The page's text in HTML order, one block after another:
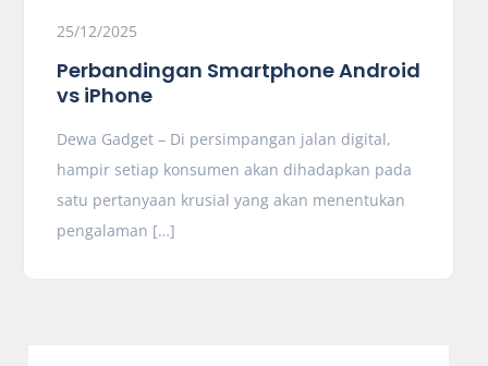
25/12/2025
Perbandingan Smartphone Android
vs iPhone
Dewa Gadget – Di persimpangan jalan digital,
hampir setiap konsumen akan dihadapkan pada
satu pertanyaan krusial yang akan menentukan
pengalaman […]